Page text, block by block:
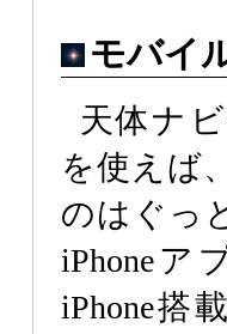
モバイ
天体ナ
を使えば
のはぐっ
iPhoneア
iPhone搭